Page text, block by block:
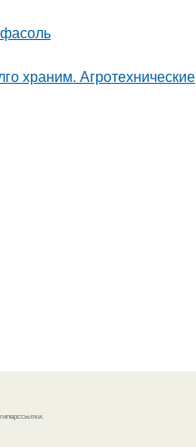
храним. Агротехнические